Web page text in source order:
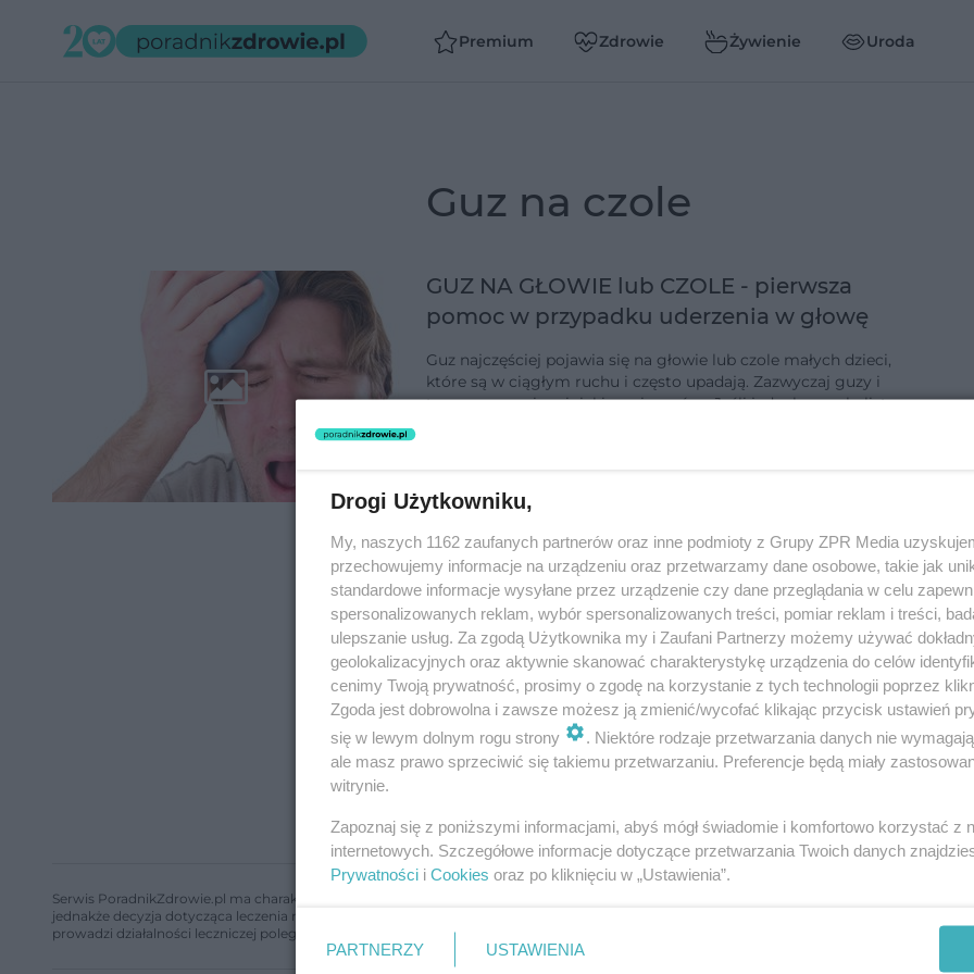
Premium Zdrowie Żywienie Uroda
guz na czole
GUZ NA GŁOWIE lub CZOLE - pierwsza
pomoc w przypadku uderzenia w głowę
Guz najczęściej pojawia się na głowie lub czole małych dzieci,
które są w ciągłym ruchu i często upadają. Zazwyczaj guzy i
towarzyszące im siniaki są niegroźne. Jeśli jednak poza kulistym
Serwis PoradnikZdrowie.pl ma charakter edukacyjny, nie stanowi i nie zastępuje porady lekarskiej. Redakcja serwisu dokłada wszelkich
jednakże decyzja dotycząca leczenia należy do lekarza. Redakcja i wydawca serwisu nie ponoszą odpowiedzialności wynikającej z
prowadzi działalności leczniczej polegającej na udzielaniu świadczeń zdrowotnych w rozumieniu art. 3 ust 1 ustawy o działalności leczniczej.
Drogi Użytkowniku,
My, naszych 1162 zaufanych partnerów oraz inne podmioty z Grupy ZPR Media
przechowujemy informacje na urządzeniu oraz przetwarzamy dane osobowe, takie jak
standardowe informacje wysyłane przez urządzenie czy dane przeglądania w celu
spersonalizowanych reklam, wybór spersonalizowanych treści, pomiar reklam i treści,
ulepszanie usług. Za zgodą Użytkownika my i Zaufani Partnerzy możemy używać
geolokalizacyjnych oraz aktywnie skanować charakterystykę urządzenia do celów
cenimy Twoją prywatność, prosimy o zgodę na korzystanie z tych technologii poprzez
Zgoda jest dobrowolna i zawsze możesz ją zmienić/wycofać klikając przycisk ustawień
się w lewym dolnym rogu strony
. Niektóre rodzaje przetwarzania danych nie
ale masz prawo sprzeciwić się takiemu przetwarzaniu. Preferencje będą miały
witrynie.
Zapoznaj się z poniższymi informacjami, abyś mógł świadomie i komfortowo korzystać z
internetowych. Szczegółowe informacje dotyczące przetwarzania Twoich danych
Prywatności i Cookies oraz po kliknięciu w „Ustawienia”.
PARTNERZY USTAWIENIA